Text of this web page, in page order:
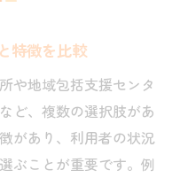
特徴を比較
や地域包括支援センタ
ど、複数の選択肢があ
があり、利用者の状況
ぶことが重要です。例